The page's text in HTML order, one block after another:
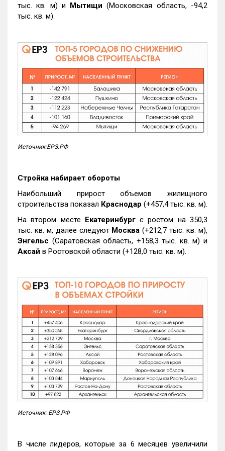
тыс. кв. м) и Мытищи (Московская область, -94,2
тыс. кв. м).
Источник:ЕРЗ.РФ
Стройка набирает обороты
Наибольший прирост объемов жилищного
строительства показал Краснодар (+457,4 тыс. кв. м).
На втором месте Екатеринбургс ростом на 350,3
тыс. кв. м, далее следуют Москва (+212,7 тыс. кв. м),
Энгельс (Саратовская область, +158,3 тыс. кв. м) и
Аксай в Ростовской области (+128,0 тыс. кв. м).
Источник: ЕРЗ.РФ
В числе лидеров, которые за 6 месяцев увеличили